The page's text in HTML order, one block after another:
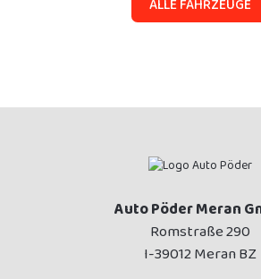
ALLE FAHRZEUGE
Auto Pöder Meran
Romstraße 290
I-39012 Meran BZ